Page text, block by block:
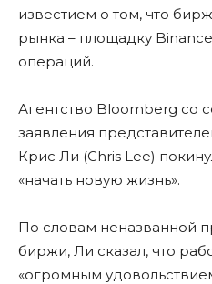
известием о том, что
рынка – площадку
операций.
Агентство Bloomberg со
заявления
Крис Ли (Chris Lee)
«начать новую жизнь».
По словам неназванной
биржи, Ли сказал, что
«огромным